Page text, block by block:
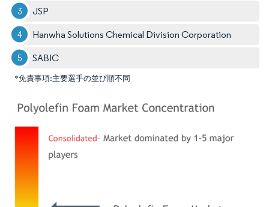
JSP
Hanwha Solutions Chemical Division Corporation
SABIC
*免責事項:主要選手の並び順不同